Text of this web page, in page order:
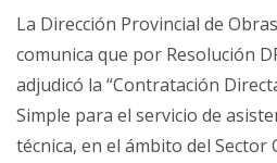
La Dirección Provincial de
comunica que por Resolución
adjudicó la “Contratación
Simple para el servicio de
técnica, en el ámbito del Sector